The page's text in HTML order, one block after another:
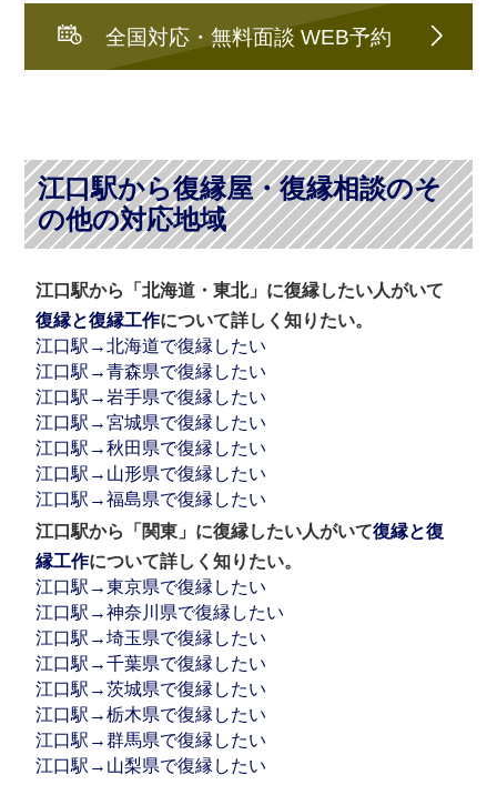
全国対応・無料面談 WEB予約
江口駅から復縁屋・復縁相談のそ
の他の対応地域
江口駅から「北海道・東北」に復縁したい人がいて
復縁と復縁工作について詳しく知りたい。
江口駅→北海道で復縁したい
江口駅→青森県で復縁したい
江口駅→岩手県で復縁したい
江口駅→宮城県で復縁したい
江口駅→秋田県で復縁したい
江口駅→山形県で復縁したい
江口駅→福島県で復縁したい
江口駅から「関東」に復縁したい人がいて復縁と復
縁工作について詳しく知りたい。
江口駅→東京県で復縁したい
江口駅→神奈川県で復縁したい
江口駅→埼玉県で復縁したい
江口駅→千葉県で復縁したい
江口駅→茨城県で復縁したい
江口駅→栃木県で復縁したい
江口駅→群馬県で復縁したい
江口駅→山梨県で復縁したい